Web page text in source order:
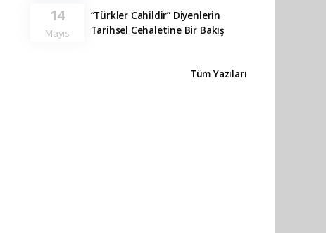
14
Mayıs
“Türkler Cahildir” Diyenlerin
Tarihsel Cehaletine Bir Bakış
Tüm Yazıları